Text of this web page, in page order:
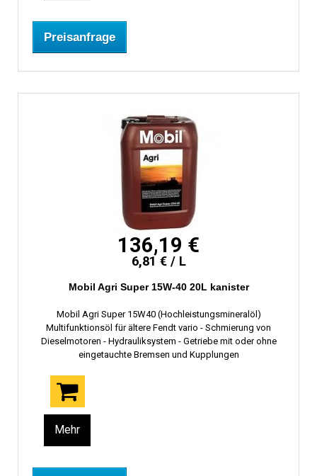
Preisanfrage
136,19 €
6,81 € / L
Mobil Agri Super 15W-40 20L kanister
Mobil Agri Super 15W40 (Hochleistungsmineralöl)
Multifunktionsöl für ältere Fendt vario - Schmierung von
Dieselmotoren - Hydrauliksystem - Getriebe mit oder ohne
eingetauchte Bremsen und Kupplungen
Mehr